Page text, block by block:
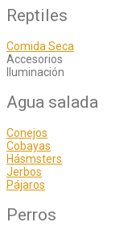
Reptiles
Comida Seca
Accesorios
Iluminación
Agua salada
Conejos
Cobayas
Hásmsters
Jerbos
Pájaros
Perros